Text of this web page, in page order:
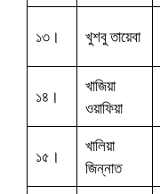
১৩। খুশবু তায়েবা
১৪।
খাজিয়া
ওয়াফিয়া
১৫।
খালিয়া
জিন্নাত